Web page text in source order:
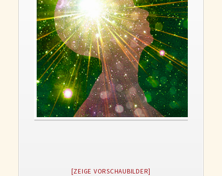
Gedanken und Gefühle
WunschLos Glücklichsein – und das ausgerechnet zu Weihnachten?
Bücher
Bücher
Momoko
Die zwei Leben des Herrn Richie
Shop
[ZEIGE VORSCHAUBILDER]